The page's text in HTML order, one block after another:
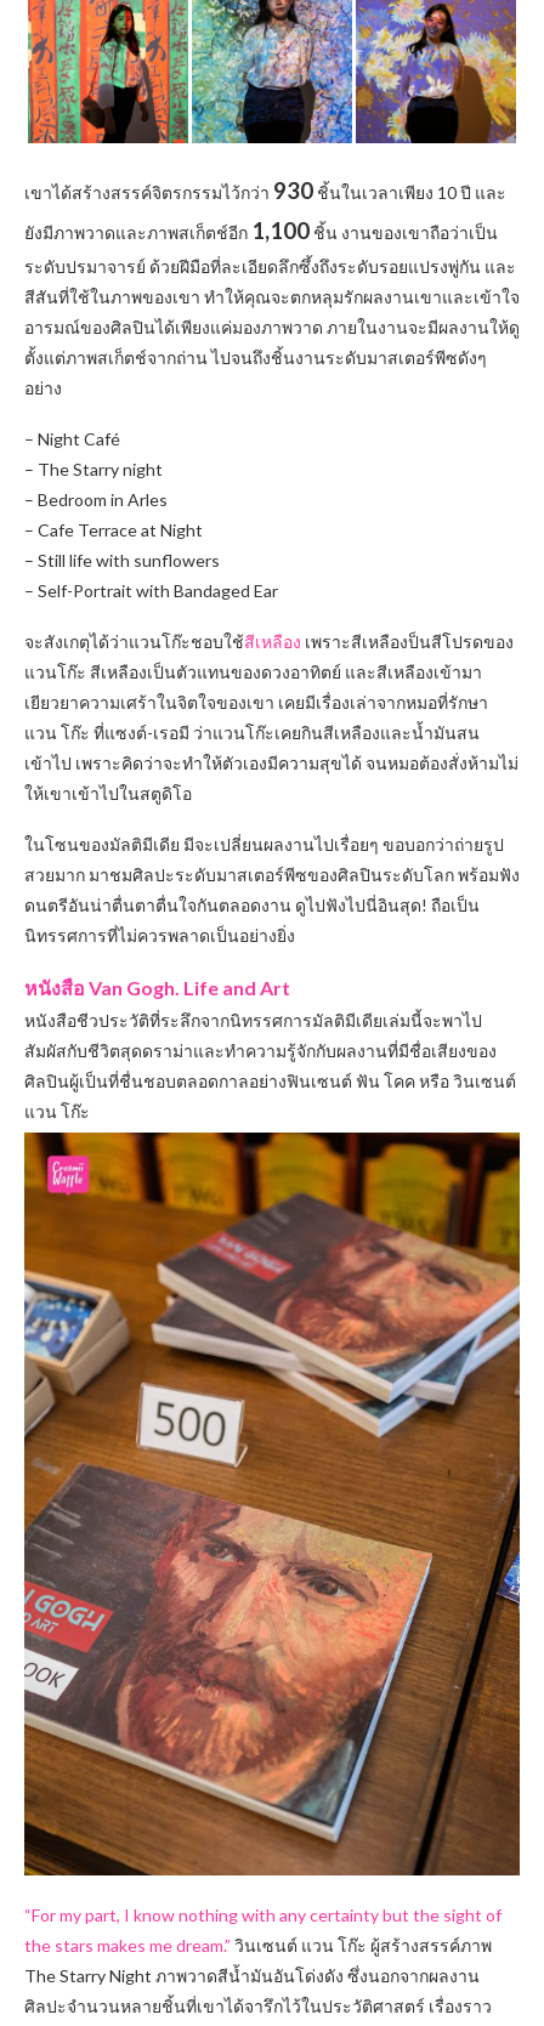
เขาได้สร้างสรรค์จิตรกรรมไว้กว่า 930 ชิ้นในเวลาเพียง 10 ปี และ
ยังมีภาพวาดและภาพสเก็ตช์อีก 1,100 ชิ้น งานของเขาถือว่าเป็น
ระดับปรมาจารย์ ด้วยฝีมือที่ละเอียดลึกซึ้งถึงระดับรอยแปรงพู่กัน และ
สีสันที่ใช้ในภาพของเขา ทำให้คุณจะตกหลุมรักผลงานเขาและเข้าใจ
อารมณ์ของศิลปินได้เพียงแค่มองภาพวาด ภายในงานจะมีผลงานให้ดู
ตั้งแต่ภาพสเก็ตช์จากถ่าน ไปจนถึงชิ้นงานระดับมาสเตอร์พีซดังๆ
อย่าง
– Night Café
– The Starry night
– Bedroom in Arles
– Cafe Terrace at Night
– Still life with sunflowers
– Self-Portrait with Bandaged Ear
จะสังเกตุได้ว่าแวนโก๊ะชอบใช้สีเหลือง เพราะสีเหลืองป็นสีโปรดของ
แวนโก๊ะ สีเหลืองเป็นตัวแทนของดวงอาทิตย์ และสีเหลืองเข้ามา
เยียวยาความเศร้าในจิตใจของเขา เคยมีเรื่องเล่าจากหมอที่รักษา
แวน โก๊ะ ที่แซงต์-เรอมี ว่าแวนโก๊ะเคยกินสีเหลืองและน้ำมันสน
เข้าไป เพราะคิดว่าจะทำให้ตัวเองมีความสุขได้ จนหมอต้องสั่งห้ามไม่
ให้เขาเข้าไปในสตูดิโอ
ในโซนของมัลติมีเดีย มีจะเปลี่ยนผลงานไปเรื่อยๆ ขอบอกว่าถ่ายรูป
สวยมาก มาชมศิลปะระดับมาสเตอร์พีซของศิลปินระดับโลก พร้อมฟัง
ดนตรีอันน่าตื่นตาตื่นใจกันตลอดงาน ดูไปฟังไปนี่อินสุด! ถือเป็น
นิทรรศการที่ไม่ควรพลาดเป็นอย่างยิ่ง
หนังสือ Van Gogh. Life and Art
หนังสือชีวประวัติที่ระลึกจากนิทรรศการมัลติมีเดียเล่มนี้จะพาไป
สัมผัสกับชีวิตสุดดราม่าและทำความรู้จักกับผลงานที่มีชื่อเสียงของ
ศิลปินผู้เป็นที่ชื่นชอบตลอดกาลอย่างฟินเซนต์ ฟัน โคค หรือ วินเซนต์
แวน โก๊ะ
“For my part, I know nothing with any certainty but the sight of
the stars makes me dream.” วินเซนต์ แวน โก๊ะ ผู้สร้างสรรค์ภาพ
The Starry Night ภาพวาดสีน้ำมันอันโด่งดัง ซึ่งนอกจากผลงาน
ศิลปะจำนวนหลายชิ้นที่เขาได้จารึกไว้ในประวัติศาสตร์ เรื่องราว